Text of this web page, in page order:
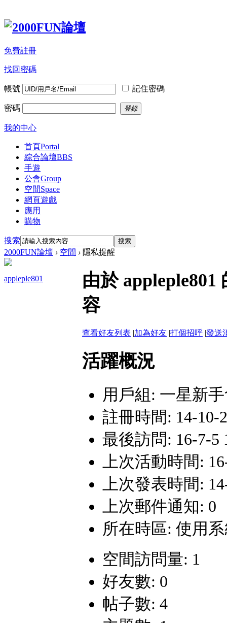
免費註冊
找回密碼
帳號 記住密碼
密碼 登錄
我的中心
首頁Portal
綜合論壇BBS
手遊
公會Group
空間Space
網頁遊戲
應用
購物
搜索 搜索
2000FUN論壇 › 空間 › 隱私提醒
appleple801
由於
容
查看好友列表 |加為好友 |打個招呼 |發送
活躍概況
用戶組: 一星新
註冊時間: 14-10-
最後訪問: 16-7-5
上次活動時間:
上次發表時間:
上次郵件通知: 0
所在時區: 使用
空間訪問量: 1
好友數: 0
帖子數: 4